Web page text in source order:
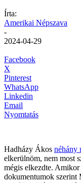
Írta:
Amerikai Népszava
-
2024-04-29
Facebook
X
Pinterest
WhatsApp
Linkedin
Email
Nyomtatás
Hadházy Ákos néhány
elkerülnöm, nem most
mégis elkezdte.
dokumentumok szerint